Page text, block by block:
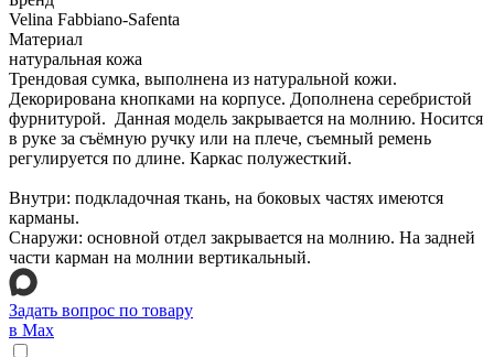
Velina Fabbiano-Safenta
Материал
натуральная кожа
Трендовая сумка, выполнена из натуральной кожи.
Декорирована кнопками на корпусе. Дополнена серебристой
фурнитурой. Данная модель закрывается на молнию. Носится
в руке за съёмную ручку или на плече, съемный ремень
регулируется по длине. Каркас полужесткий.
Внутри: подкладочная ткань, на боковых частях имеются
карманы.
Снаружи: основной отдел закрывается на молнию. На задней
части карман на молнии вертикальный.
Задать вопрос по товару
в Max